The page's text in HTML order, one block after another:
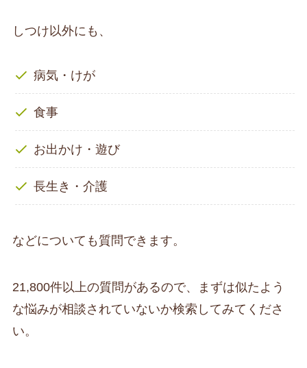
しつけ以外にも、
病気・けが
食事
お出かけ・遊び
長生き・介護
などについても質問できます。
21,800件以上の質問があるので、まずは似たよう
な悩みが相談されていないか検索してみてくださ
い。